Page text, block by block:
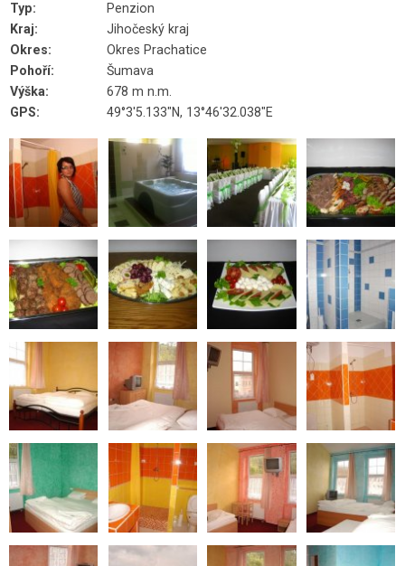
Typ:
Penzion
Kraj:
Jihočeský kraj
Okres:
Okres Prachatice
Pohoří:
Šumava
Výška:
678 m n.m.
GPS:
49°3'5.133"N, 13°46'32.038"E